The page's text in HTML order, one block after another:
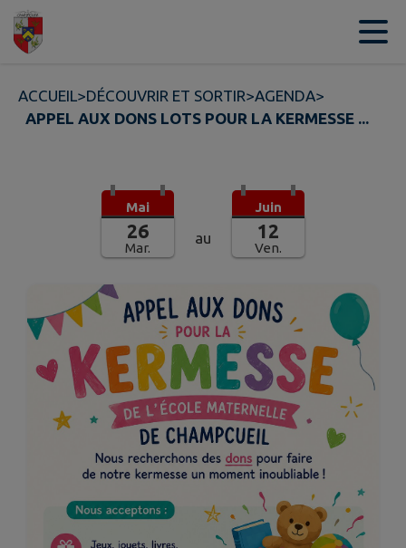
Contenu
ACCUEIL>DÉCOUVRIR ET SORTIR>AGENDA>
APPEL AUX DONS LOTS POUR LA KERMESSE ...
Mai
26
Mar.
au
Juin
12
Ven.